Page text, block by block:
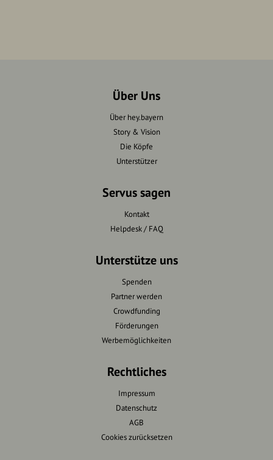
Über Uns
Über hey.bayern
Story & Vision
Die Köpfe
Unterstützer
Servus sagen
Kontakt
Helpdesk / FAQ
Unterstütze uns
Spenden
Partner werden
Crowdfunding
Förderungen
Werbemöglichkeiten
Rechtliches
Impressum
Datenschutz
AGB
Cookies zurücksetzen